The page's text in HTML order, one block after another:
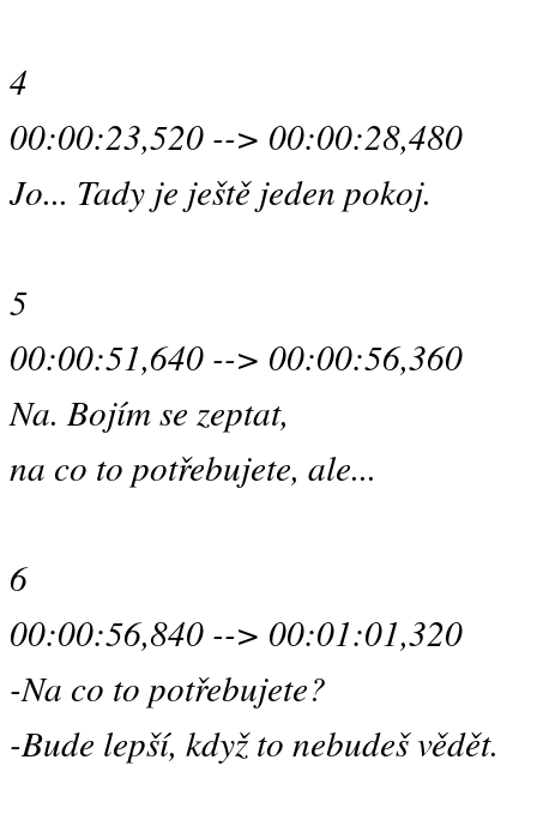
4
00:00:23,520 --> 00:00:28,480
Jo... Tady je ještě jeden pokoj.
5
00:00:51,640 --> 00:00:56,360
Na. Bojím se zeptat,
na co to potřebujete, ale...
6
00:00:56,840 --> 00:01:01,320
-Na co to potřebujete?
-Bude lepší, když to nebudeš vědět.